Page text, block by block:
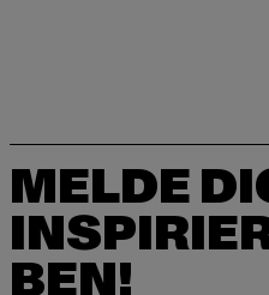
MELDE
BEN!